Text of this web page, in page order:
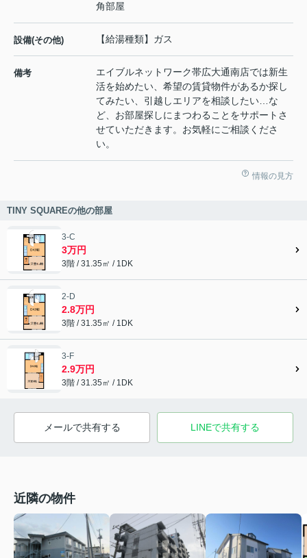
角部屋
設備(その他) 【給湯種類】ガス
備考
エイブルネットワーク帯広大通南店では新生
活を始めたい、希望の賃貸物件があるか探し
てみたい、引越しエリアを相談したい…な
ど、お部屋探しにまつわることをサポートさ
せていただきます。お気軽にご相談くださ
い。
情報の見方
TINY SQUAREの他の部屋
3-C
3万円
3階 / 31.35㎡ / 1DK
2-D
2.8万円
3階 / 31.35㎡ / 1DK
3-F
2.9万円
3階 / 31.35㎡ / 1DK
メールで共有する LINEで共有する
近隣の物件